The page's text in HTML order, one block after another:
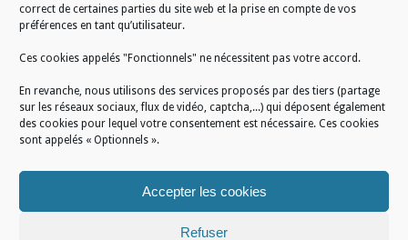
correct de certaines parties du site web et la prise en compte de vos
préférences en tant qu’utilisateur.
Ces cookies appelés "Fonctionnels" ne nécessitent pas votre accord.
En revanche, nous utilisons des services proposés par des tiers (partage
sur les réseaux sociaux, flux de vidéo, captcha,...) qui déposent également
des cookies pour lequel votre consentement est nécessaire. Ces cookies
sont appelés « Optionnels ».
Accepter les cookies
Refuser
RÉALISATION